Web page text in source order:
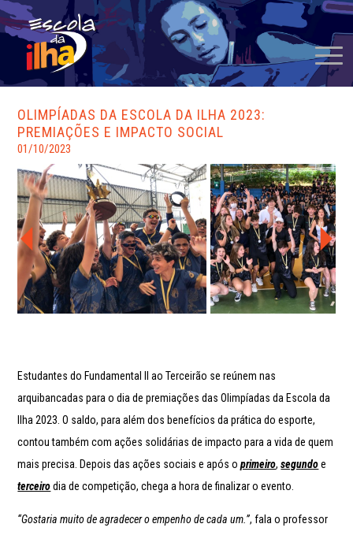
OLIMPÍADAS DA ESCOLA DA ILHA 2023:
PREMIAÇÕES E IMPACTO SOCIAL
01/10/2023
Estudantes do Fundamental II ao Terceirão se reúnem nas
arquibancadas para o dia de premiações das Olimpíadas da Escola da
Ilha 2023. O saldo, para além dos benefícios da prática do esporte,
contou também com ações solidárias de impacto para a vida de quem
mais precisa. Depois das ações sociais e após oprimeiro,segundoe
terceirodia de competição, chega a hora de finalizar o evento.
“Gostaria muito de agradecer o empenho de cada um.”, fala o professor